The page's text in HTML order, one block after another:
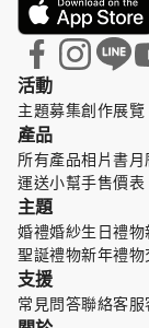
活動
主題募集創作展覽
產品
所有產品相片書
運送小幫手售價表
主題
婚禮婚紗生日禮物
聖誕禮物新年禮物
支援
常見問答聯絡客服